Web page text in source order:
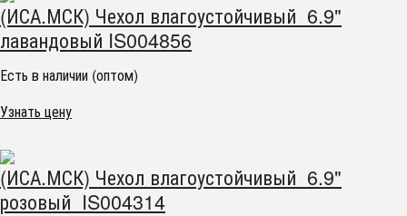
(ИСА.МСК) Чехол влагоустойчивый 6.9"
лавандовый IS004856
Есть в наличии (оптом)
Узнать цену
(ИСА.МСК) Чехол влагоустойчивый 6.9"
розовый IS004314